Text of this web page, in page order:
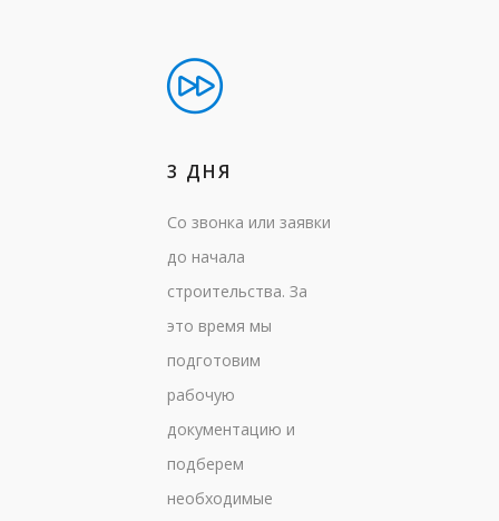
3 ДНЯ
Со звонка или заявки
до начала
строительства. За
это время мы
подготовим
рабочую
документацию и
подберем
необходимые